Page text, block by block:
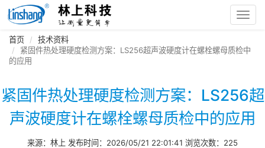
首页
技术资料
紧固件热处理硬度检测方案：LS256超声波硬度计在螺栓螺母质检中
的应用
紧固件热处理硬度检测方案：LS256超
声波硬度计在螺栓螺母质检中的应用
来源：林上 发布时间：2026/05/21 22:01:41 浏览次数：225